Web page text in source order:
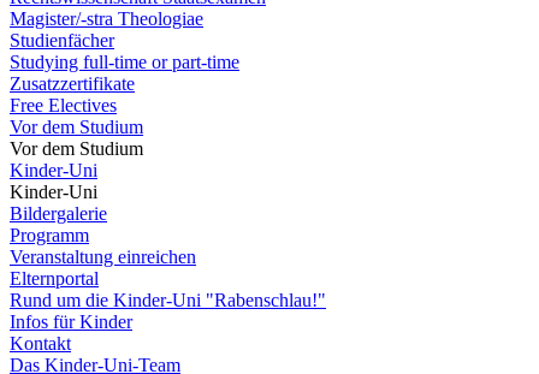
Magister/-stra Theologiae
Studienfächer
Studying full-time or part-time
Zusatzzertifikate
Free Electives
Vor dem Studium
Vor dem Studium
Kinder-Uni
Kinder-Uni
Bildergalerie
Programm
Veranstaltung einreichen
Elternportal
Rund um die Kinder-Uni "Rabenschlau!"
Infos für Kinder
Kontakt
Das Kinder-Uni-Team